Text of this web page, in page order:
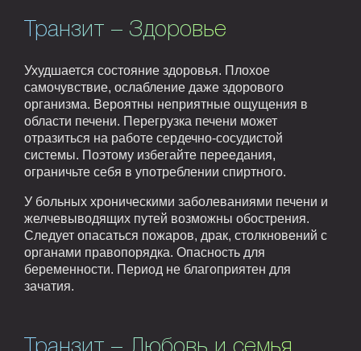
Транзит – Здоровье
Ухудшается состояние здоровья. Плохое
самочувствие, ослабление даже здорового
организма. Вероятны неприятные ощущения в
области печени. Перегрузка печени может
отразиться на работе сердечно-сосудистой
системы. Поэтому избегайте переедания,
ограничьте себя в употреблении спиртного.
У больных хроническими заболеваниями печени и
желчевыводящих путей возможны обострения.
Следует опасаться пожаров, драк, столкновений с
органами правопорядка. Опасность для
беременности. Период не благоприятен для
зачатия.